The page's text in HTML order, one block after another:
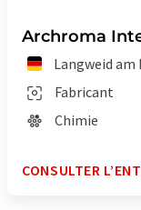
Archroma
Langweid am
Fabricant
Chimie
CONSULTER